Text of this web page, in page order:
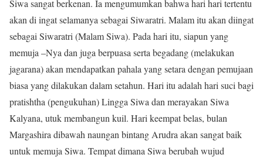
Siwa sangat berkenan. Ia mengumumkan bahwa hari hari tertentu
akan di ingat selamanya sebagai Siwaratri. Malam itu akan diingat
sebagai Siwaratri (Malam Siwa). Pada hari itu, siapun yang
memuja –Nya dan juga berpuasa serta begadang (melakukan
jagarana) akan mendapatkan pahala yang setara dengan pemujaan
biasa yang dilakukan dalam setahun. Hari itu adalah hari suci bagi
pratishtha (pengukuhan) Lingga Siwa dan merayakan Siwa
Kalyana, utuk membangun kuil. Hari keempat belas, bulan
Margashira dibawah naungan bintang Arudra akan sangat baik
untuk memuja Siwa. Tempat dimana Siwa berubah wujud